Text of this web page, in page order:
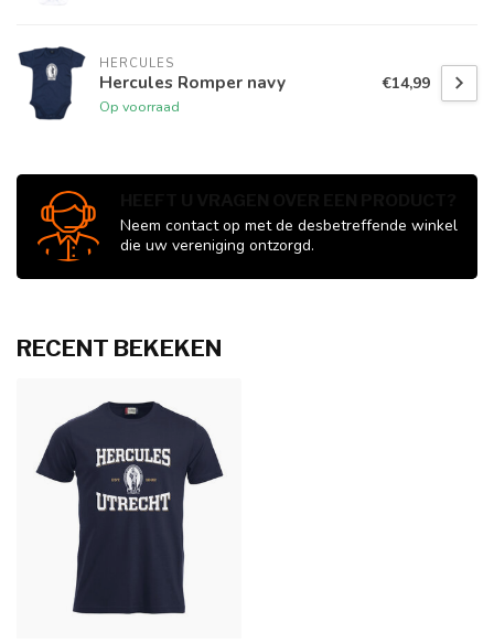
HERCULES
Hercules Romper navy
Op voorraad
€14,99
Neem contact op met de desbetreffende winkel
die uw vereniging ontzorgd.
RECENT BEKEKEN